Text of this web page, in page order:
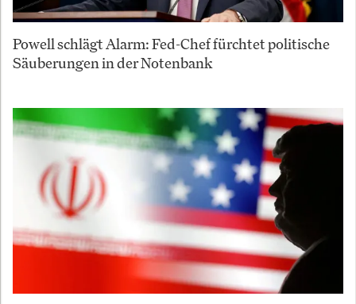
Powell schlägt Alarm: Fed-Chef fürchtet politische
Säuberungen in der Notenbank